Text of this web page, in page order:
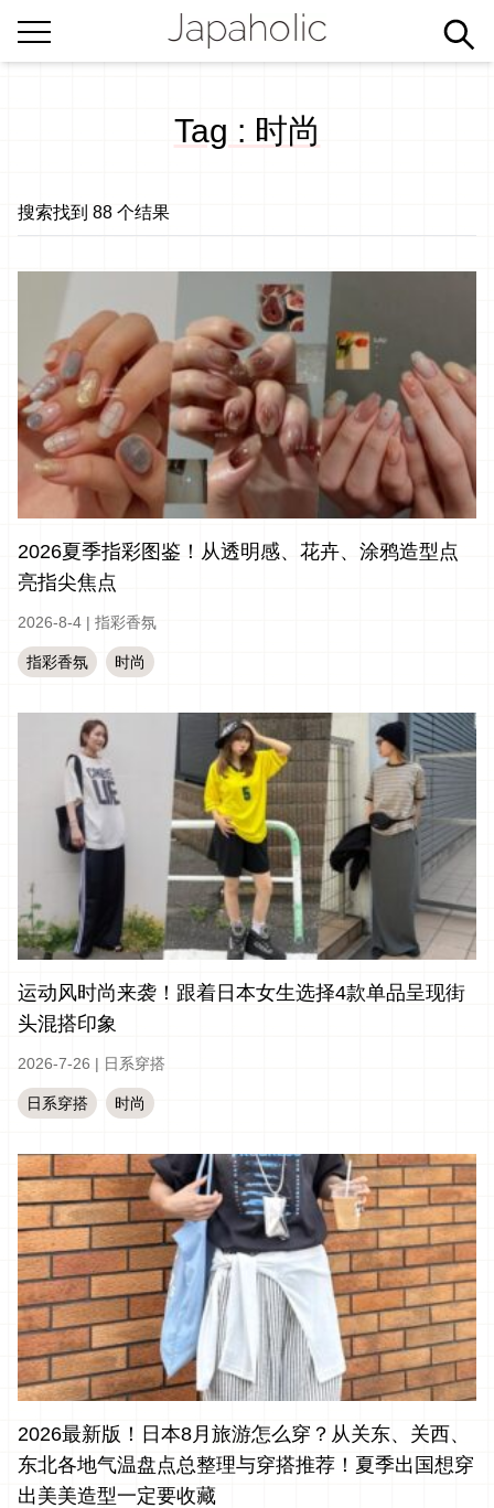
Tag : 时尚
搜索找到 88 个结果
2026夏季指彩图鉴！从透明感、花卉、涂鸦造型点
亮指尖焦点
2026-8-4 | 指彩香氛
指彩香氛 时尚
运动风时尚来袭！跟着日本女生选择4款单品呈现街
头混搭印象
2026-7-26 | 日系穿搭
日系穿搭 时尚
2026最新版！日本8月旅游怎么穿？从关东、关西、
东北各地气温盘点总整理与穿搭推荐！夏季出国想穿
出美美造型一定要收藏